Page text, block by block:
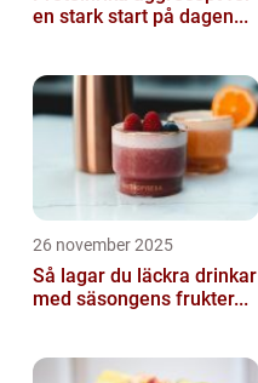
en stark start på dagen...
26 november 2025
Så lagar du läckra drinkar
med säsongens frukter...